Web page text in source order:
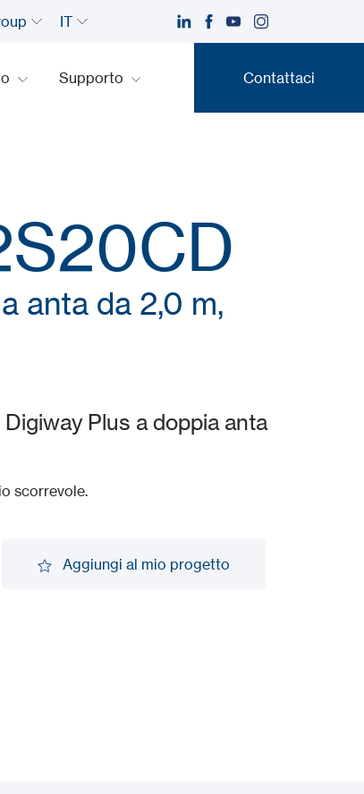
IT
Supporto Contattaci
anta da 2,0 m,
Plus a doppia anta
scorrevole.
Aggiungi al mio progetto